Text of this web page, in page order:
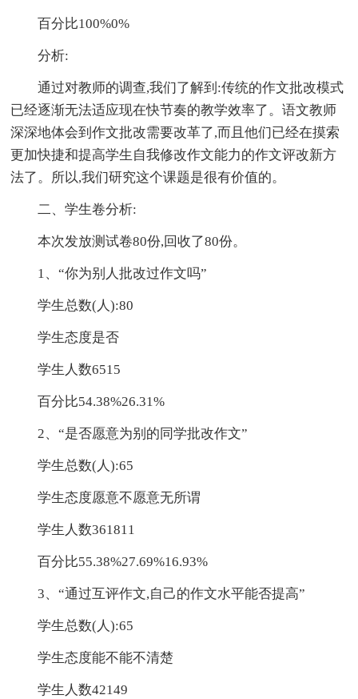
百分比100%0%
分析:
通过对教师的调查,我们了解到:传统的作文批改模式
已经逐渐无法适应现在快节奏的教学效率了。语文教师
深深地体会到作文批改需要改革了,而且他们已经在摸索
更加快捷和提高学生自我修改作文能力的作文评改新方
法了。所以,我们研究这个课题是很有价值的。
二、学生卷分析:
本次发放测试卷80份,回收了80份。
1、“你为别人批改过作文吗”
学生总数(人):80
学生态度是否
学生人数6515
百分比54.38%26.31%
2、“是否愿意为别的同学批改作文”
学生总数(人):65
学生态度愿意不愿意无所谓
学生人数361811
百分比55.38%27.69%16.93%
3、“通过互评作文,自己的作文水平能否提高”
学生总数(人):65
学生态度能不能不清楚
学生人数42149